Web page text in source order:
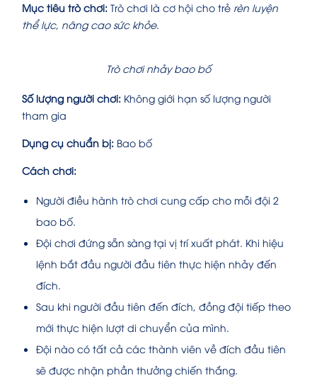
Mục tiêu trò chơi: Trò chơi là cơ hội cho trẻ rèn luyện
thể lực, nâng cao sức khỏe.
Trò chơi nhảy bao bố
Số lượng người chơi: Không giới hạn số lượng người
tham gia
Dụng cụ chuẩn bị: Bao bố
Cách chơi:
Người điều hành trò chơi cung cấp cho mỗi đội 2
bao bố.
Đội chơi đứng sẵn sàng tại vị trí xuất phát. Khi hiệu
lệnh bắt đầu người đầu tiên thực hiện nhảy đến
đích.
Sau khi người đầu tiên đến đích, đồng đội tiếp theo
mới thực hiện lượt di chuyển của mình.
Đội nào có tất cả các thành viên về đích đầu tiên
sẽ được nhận phần thưởng chiến thắng.